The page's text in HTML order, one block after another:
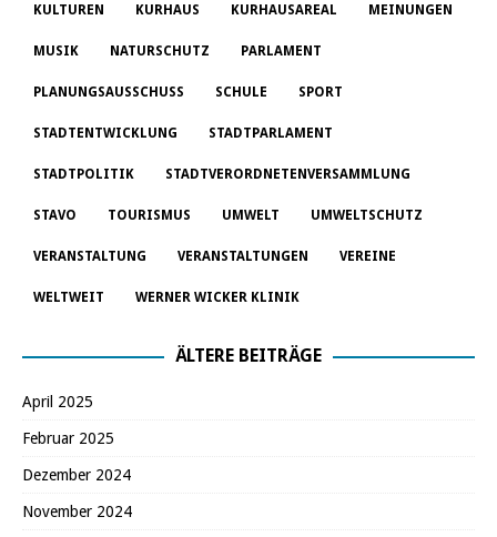
KULTUREN KURHAUS KURHAUSAREAL MEINUNGEN
MUSIK NATURSCHUTZ PARLAMENT
PLANUNGSAUSSCHUSS SCHULE SPORT
STADTENTWICKLUNG STADTPARLAMENT
STADTPOLITIK STADTVERORDNETENVERSAMMLUNG
STAVO TOURISMUS UMWELT UMWELTSCHUTZ
VERANSTALTUNG VERANSTALTUNGEN VEREINE
WELTWEIT WERNER WICKER KLINIK
ÄLTERE BEITRÄGE
April 2025
Februar 2025
Dezember 2024
November 2024